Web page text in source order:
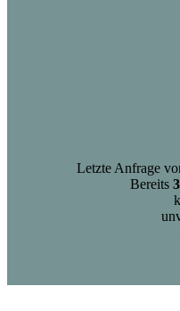
Letzte Anfrage
Bereits 3